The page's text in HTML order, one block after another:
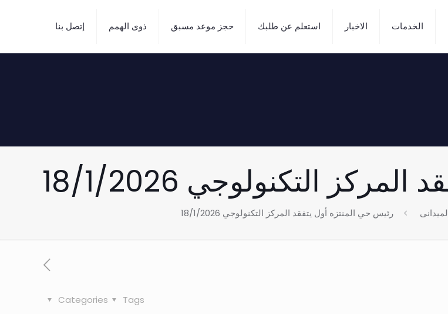
الخدمات الاخبار استعلم عن طلبك حجز موعد مسبق ذوى الهمم إتصل بنا
التكنولوجي 18/1/2026
رئيس حي المنتزه أول يتفقد المركز التكنولوجي 18/1/2026
Categories Tags